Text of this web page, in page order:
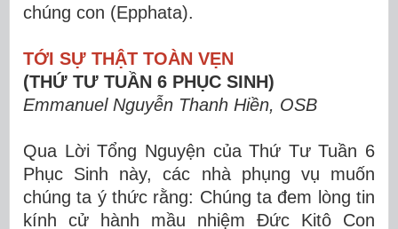
chúng con (Epphata).
TỚI SỰ THẬT TOÀN VẸN
(THỨ TƯ TUẦN 6 PHỤC SINH)
Emmanuel Nguyễn Thanh Hiền, OSB
Qua Lời Tổng Nguyện của Thứ Tư Tuần 6
Phục Sinh này, các nhà phụng vụ muốn
chúng ta ý thức rằng: Chúng ta đem lòng tin
kính cử hành mầu nhiệm Đức Kitô Con